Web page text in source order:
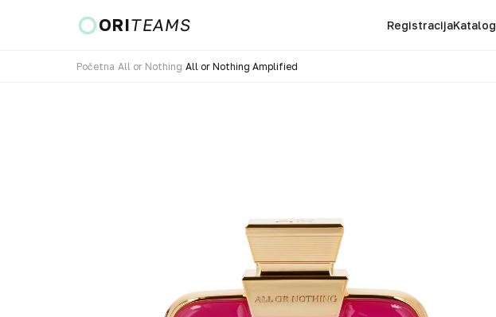
ORITEAMS RegistracijaKatalog
Početna All or Nothing All or Nothing Amplified